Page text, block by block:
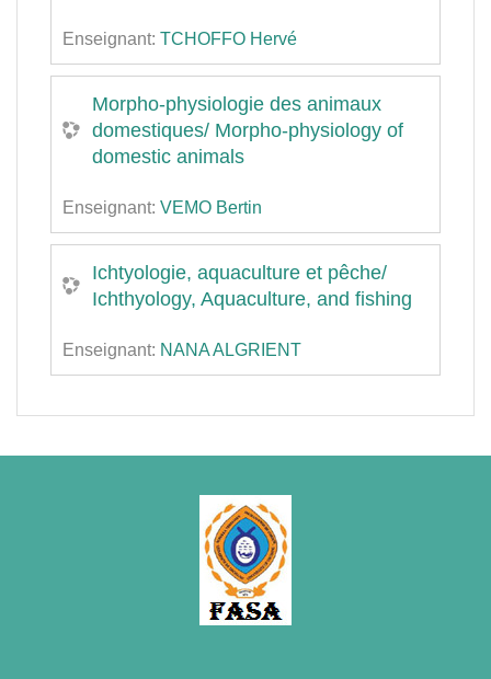
Enseignant: TCHOFFO Hervé
Morpho-physiologie des animaux
domestiques/ Morpho-physiology of
domestic animals
Enseignant: VEMO Bertin
Ichtyologie, aquaculture et pêche/
Ichthyology, Aquaculture, and fishing
Enseignant: NANA ALGRIENT